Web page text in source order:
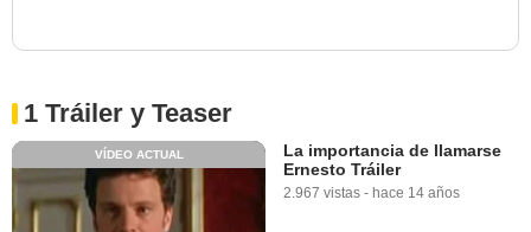
1 Tráiler y Teaser
VÍDEO ACTUAL
La importancia de llamarse
Ernesto Tráiler
2.967 vistas - hace 14 años